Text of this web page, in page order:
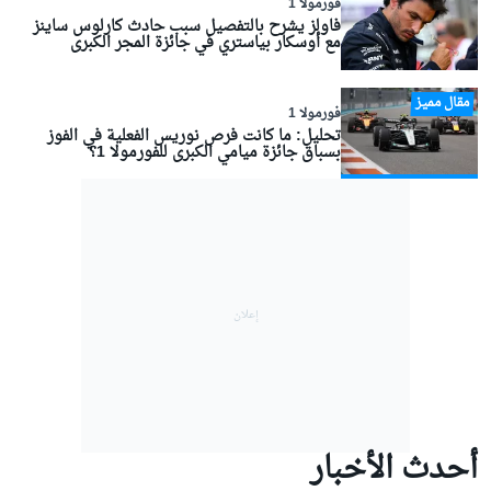
فاولز يشرح بالتفصيل سبب حادث كارلوس ساينز
مع أوسكار بياستري في جائزة المجر الكبرى
مقال مميز فورمولا 1
تحليل: ما كانت فرص نوريس الفعلية في الفوز
بسباق جائزة ميامي الكبرى للفورمولا 1؟
أحدث الأخبار